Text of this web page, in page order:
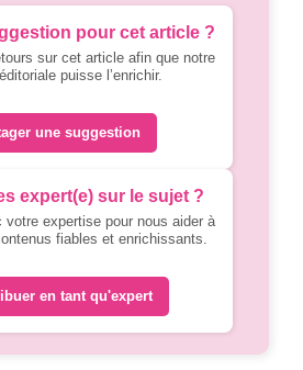
pour cet article ?
sur cet article afin que notre
puisse l’enrichir.
une suggestion
expert(e) sur le sujet ?
votre expertise pour nous aider à
fiables et enrichissants.
en tant qu'expert